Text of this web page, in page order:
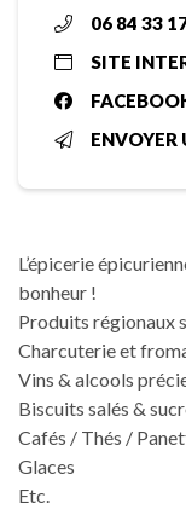
06 84 33
SITE
ENVOYER
L’épicerie
bonheur !
Produits régionaux
Charcuterie et
Vins & alcools
Biscuits salés &
Cafés / Thés /
Glaces
Etc.